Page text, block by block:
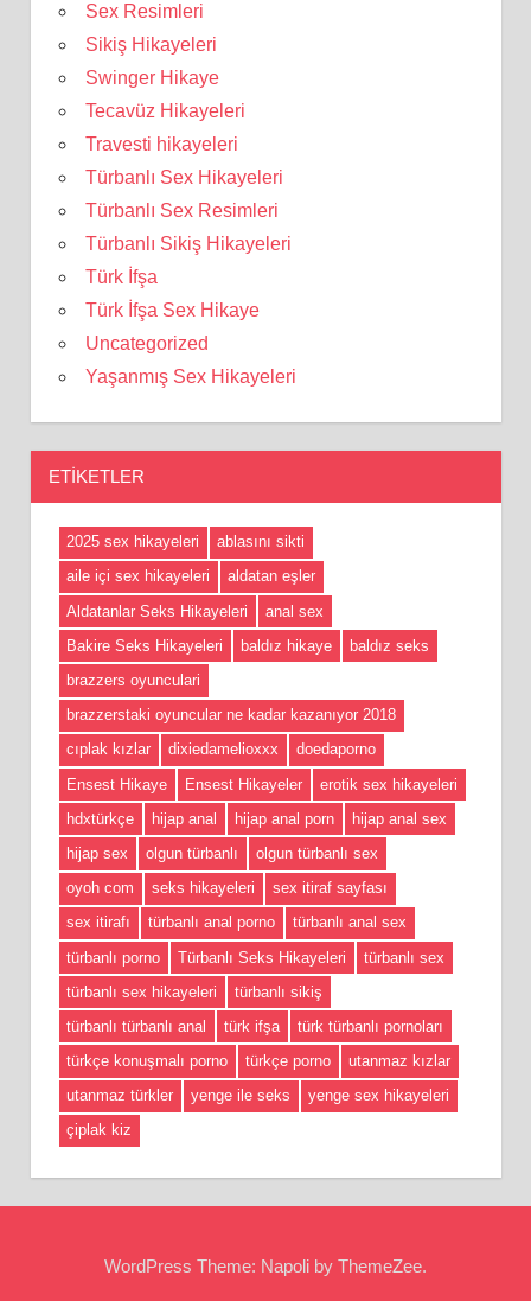
Sex Resimleri
Sikiş Hikayeleri
Swinger Hikaye
Tecavüz Hikayeleri
Travesti hikayeleri
Türbanlı Sex Hikayeleri
Türbanlı Sex Resimleri
Türbanlı Sikiş Hikayeleri
Türk İfşa
Türk İfşa Sex Hikaye
Uncategorized
Yaşanmış Sex Hikayeleri
ETIKETLER
2025 sex hikayeleri
ablasını sikti
aile içi sex hikayeleri
aldatan eşler
Aldatanlar Seks Hikayeleri
anal sex
Bakire Seks Hikayeleri
baldız hikaye
baldız seks
brazzers oyunculari
brazzerstaki oyuncular ne kadar kazanıyor 2018
cıplak kızlar
dixiedamelioxxx
doedaporno
Ensest Hikaye
Ensest Hikayeler
erotik sex hikayeleri
hdxtürkçe
hijap anal hijap anal porn
hijap anal sex
hijap sex
olgun türbanlı
olgun türbanlı sex
oyoh com
seks hikayeleri
sex itiraf sayfası
sex itirafı
türbanlı anal porno
türbanlı anal sex
türbanlı porno
Türbanlı Seks Hikayeleri
türbanlı sex
türbanlı sex hikayeleri
türbanlı sikiş
türbanlı türbanlı anal
türk ifşa
türk türbanlı pornoları
türkçe konuşmalı porno
türkçe porno
utanmaz kızlar
utanmaz türkler
yenge ile seks
yenge sex hikayeleri
çiplak kiz
WordPress Theme: Napoli by ThemeZee.